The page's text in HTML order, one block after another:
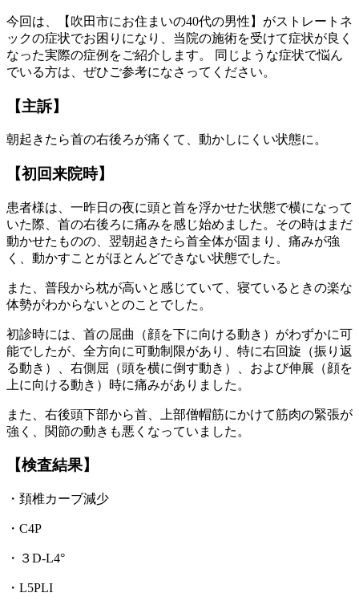
今回は、【吹田市にお住まいの40代の男性】がストレートネ
ックの症状でお困りになり、当院の施術を受けて症状が良く
なった実際の症例をご紹介します。 同じような症状で悩ん
でいる方は、ぜひご参考になさってください。
【主訴】
朝起きたら首の右後ろが痛くて、動かしにくい状態に。
【初回来院時】
患者様は、一昨日の夜に頭と首を浮かせた状態で横になって
いた際、首の右後ろに痛みを感じ始めました。その時はまだ
動かせたものの、翌朝起きたら首全体が固まり、痛みが強
く、動かすことがほとんどできない状態でした。
また、普段から枕が高いと感じていて、寝ているときの楽な
体勢がわからないとのことでした。
初診時には、首の屈曲（顔を下に向ける動き）がわずかに可
能でしたが、全方向に可動制限があり、特に右回旋（振り返
る動き）、右側屈（頭を横に倒す動き）、および伸展（顔を
上に向ける動き）時に痛みがありました。
また、右後頭下部から首、上部僧帽筋にかけて筋肉の緊張が
強く、関節の動きも悪くなっていました。
【検査結果】
・頚椎カーブ減少
・C4P
・３D-L4°
・L5PLI